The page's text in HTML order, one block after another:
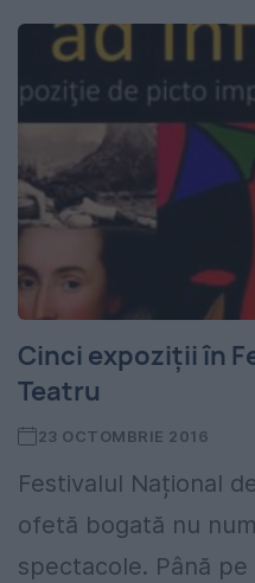
Cinci expoziții în
Teatru
23 OCTOMBRIE 2016
Festivalul Național
ofetă bogată nu
spectacole. Până